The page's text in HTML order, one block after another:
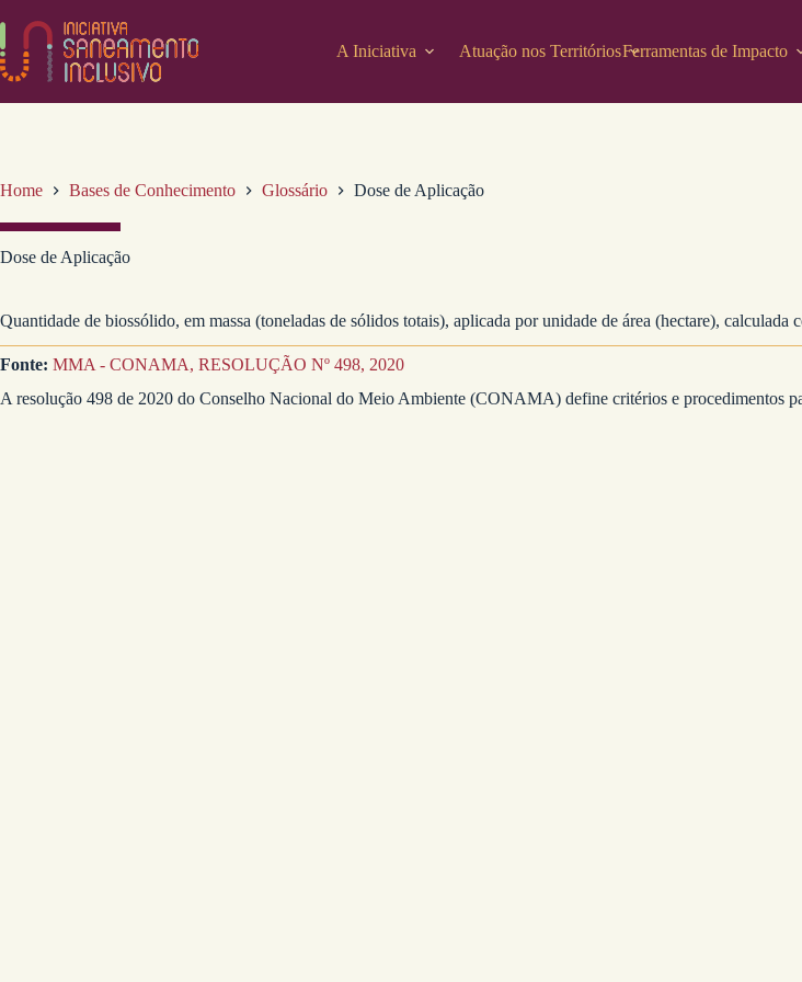
para
o
conteúdo
A Iniciativa Atuação nos TerritóriosFerramentas de Impacto
Home Bases de Conhecimento Glossário Dose de Aplicação
Dose de Aplicação
Quantidade de biossólido, em massa (toneladas de sólidos totais), aplicada por unidade de área (hectare), calculada
Fonte: MMA - CONAMA, RESOLUÇÃO Nº 498, 2020
A resolução 498 de 2020 do Conselho Nacional do Meio Ambiente (CONAMA) define critérios e procedimentos